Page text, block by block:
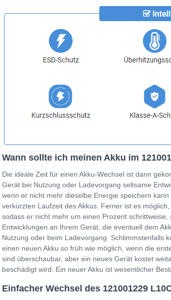
Wann sollte ich meinen Akku im
Die ideale Zeit für einen Akku-Wechsel ist dann
Gerät bei Nutzung oder Ladevorgang seltsame
wenn er nicht mehr dieselbe Energie speichern
verkürzten Laufzeit des Akkus. Ferner ist es
sodass er nicht mehr um einen Prozent
Entwicklungen an Ihrem Gerät, die eventuell dem
Nutzung oder beim Ladevorgang. Schlimmstenfalls
einen neuen Akku so früh wie möglich, wenn die
sind überschaubar, aber ein neues Gerät kostet
beschädigt wird. Ein neuer Akku ist wesentlicher
Einfacher Wechsel des 121001229